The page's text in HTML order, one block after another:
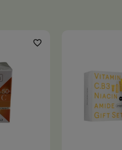
favorite_border